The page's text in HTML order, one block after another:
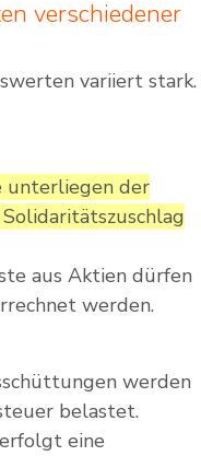
verschiedener
variiert stark.
unterliegen der
aus Aktien dürfen
werden.
werden
belastet.
eine